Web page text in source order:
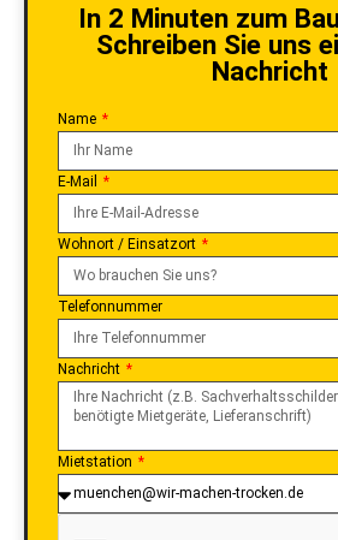
In 2 Minuten zum
Schreiben Sie uns
Nachricht
Name
E-Mail
Wohnort / Einsatzort
Telefonnummer
Nachricht
Mietstation